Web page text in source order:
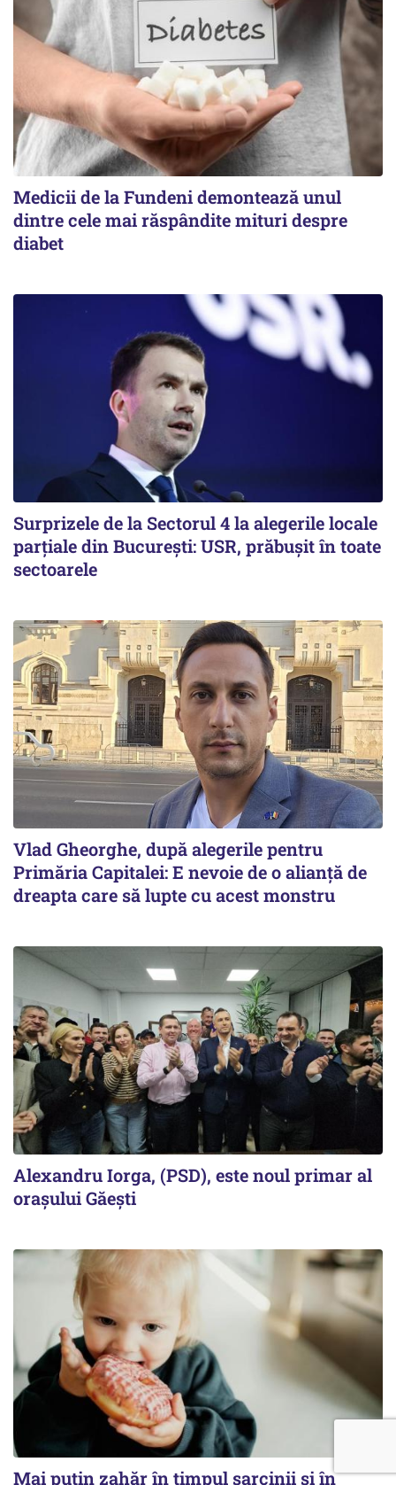
Medicii de la Fundeni demontează unul
dintre cele mai răspândite mituri despre
diabet
Surprizele de la Sectorul 4 la alegerile locale
parțiale din București: USR, prăbușit în toate
sectoarele
Vlad Gheorghe, după alegerile pentru
Primăria Capitalei: E nevoie de o alianță de
dreapta care să lupte cu acest monstru
Alexandru Iorga, (PSD), este noul primar al
orașului Găești
Mai puțin zahăr în timpul sarcinii și în